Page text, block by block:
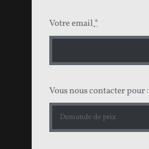
Votre email*
Vous nous contacter pour :